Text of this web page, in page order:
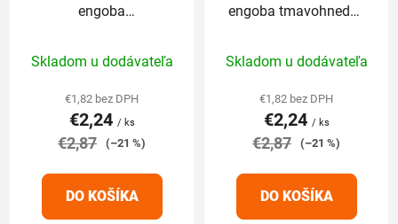
engoba
hodnotenie
produktu
je
5,0
5
hviezdičiek.
Skladom u dodávateľa
€1,82 bez DPH
€2,24 / ks
€2,87 (–21 %)
DO KOŠÍKA
engoba tmavohnedá -
hodnotenie
produktu
je
5,0
5
hviezdičiek.
Skladom u dodávateľa
€1,82 bez DPH
€2,24 / ks
€2,87 (–21 %)
DO KOŠÍKA